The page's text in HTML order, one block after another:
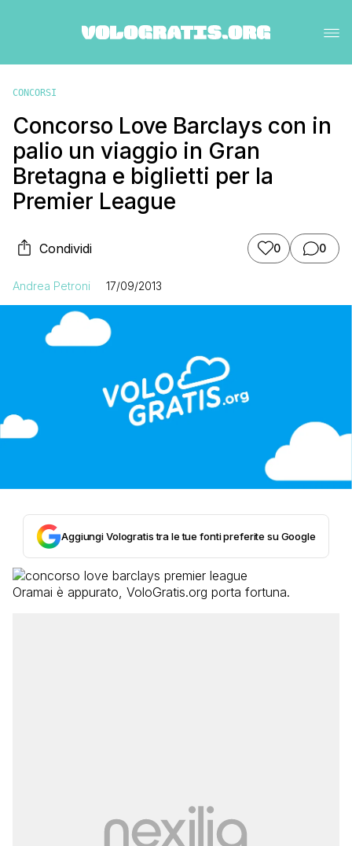
CONCORSI
Concorso Love Barclays con in
palio un viaggio in Gran
Bretagna e biglietti per la
Premier League
Condividi 0 0
Andrea Petroni 17/09/2013
Aggiungi Vologratis tra le tue fonti preferite su Google
Oramai è appurato, VoloGratis.org porta fortuna.